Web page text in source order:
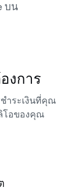
บน
งการ
ำระเงินที่คุณ
โอของคุณ